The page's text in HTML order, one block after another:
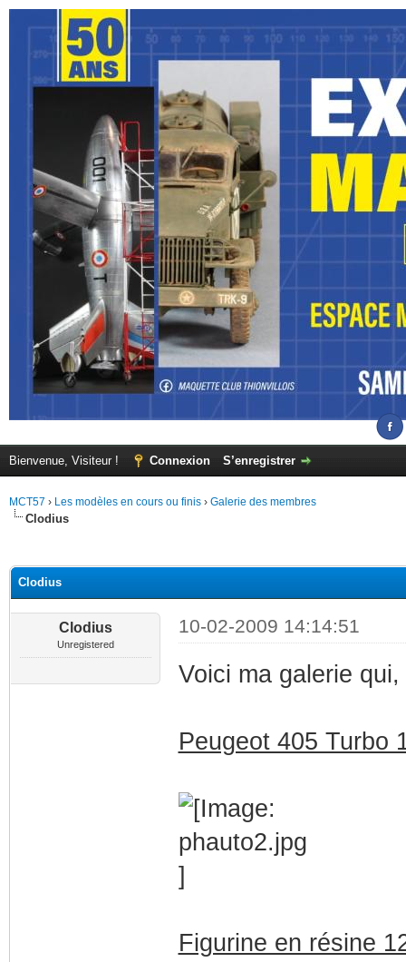
Bienvenue, Visiteur ! Connexion S’enregistrer
MCT57 › Les modèles en cours ou finis › Galerie des membres
Clodius
Clodius
Clodius
Unregistered
10-02-2009 14:14:51
Voici ma galerie
Peugeot 405 Turbo
Figurine en résine